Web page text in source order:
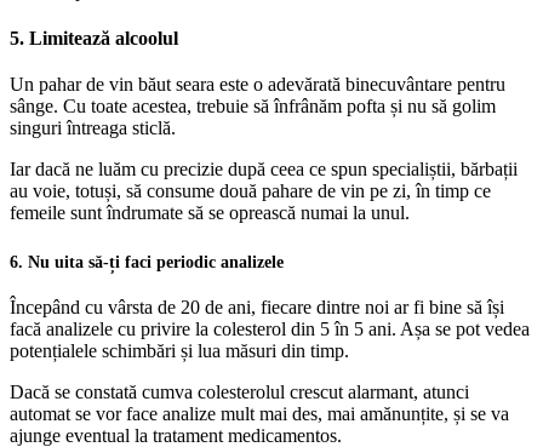
5. Limitează alcoolul
Un pahar de vin băut seara este o adevărată binecuvântare pentru
sânge. Cu toate acestea, trebuie să înfrânăm pofta și nu să golim
singuri întreaga sticlă.
Iar dacă ne luăm cu precizie după ceea ce spun specialiștii, bărbații
au voie, totuși, să consume două pahare de vin pe zi, în timp ce
femeile sunt îndrumate să se oprească numai la unul.
6. Nu uita să-ți faci periodic analizele
Începând cu vârsta de 20 de ani, fiecare dintre noi ar fi bine să își
facă analizele cu privire la colesterol din 5 în 5 ani. Așa se pot vedea
potențialele schimbări și lua măsuri din timp.
Dacă se constată cumva colesterolul crescut alarmant, atunci
automat se vor face analize mult mai des, mai amănunțite, și se va
ajunge eventual la tratament medicamentos.